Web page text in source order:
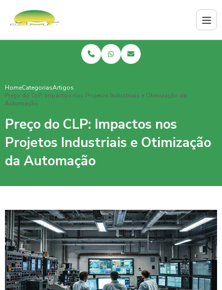
HomeCategoriasArtigos
Preço do CLP: Impactos nos Projetos Industriais e Otimização da
Automação
Preço do CLP: Impactos nos
Projetos Industriais e Otimização
da Automação